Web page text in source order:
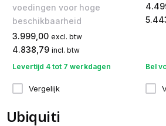
voedingen voor hoge
beschikbaarheid
3.999,00 excl. btw
4.838,79 incl. btw
Levertijd 4 tot 7 werkdagen
Vergelijk
Bel
Ubiquiti